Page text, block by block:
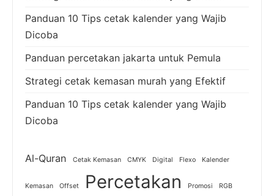
Panduan 10 Tips cetak kalender yang Wajib
Dicoba
Panduan percetakan jakarta untuk Pemula
Strategi cetak kemasan murah yang Efektif
Panduan 10 Tips cetak kalender yang Wajib
Dicoba
Al-Quran Cetak Kemasan CMYK Digital Flexo Kalender
Kemasan Offset Percetakan Promosi RGB